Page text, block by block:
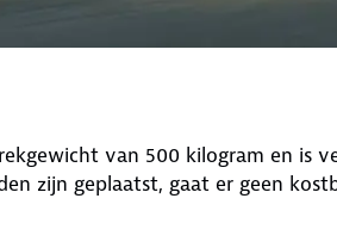
van 500 kilogram en is
zijn geplaatst, gaat er geen